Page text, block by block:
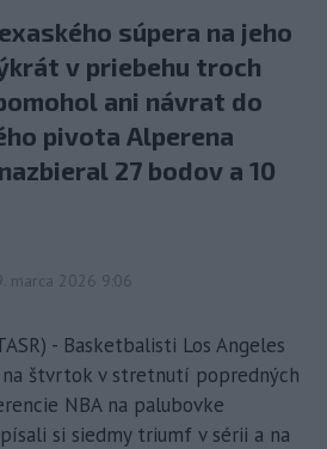
súpera na jeho
v priebehu troch
ani návrat do
pivota Alperena
27 bodov a 10
marca 2026 9:06
- Basketbalisti Los Angeles
štvrtok v stretnutí popredných
NBA na palubovke
si siedmy triumf v sérii a na